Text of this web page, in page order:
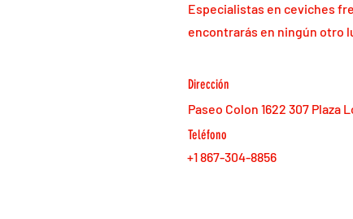
Especialistas en ceviches
encontrarás en ningún otro
Dirección
Paseo Colon 1622 307 Plaza
Teléfono
+1 867-304-8856